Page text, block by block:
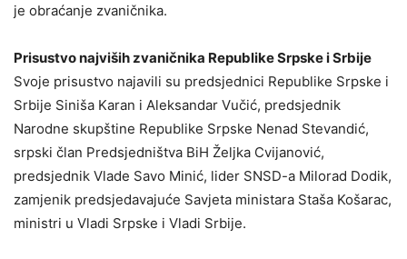
je obraćanje zvaničnika.
Prisustvo najviših zvaničnika Republike Srpske i Srbije
Svoje prisustvo najavili su predsjednici Republike Srpske i
Srbije Siniša Karan i Aleksandar Vučić, predsjednik
Narodne skupštine Republike Srpske Nenad Stevandić,
srpski član Predsjedništva BiH Željka Cvijanović,
predsjednik Vlade Savo Minić, lider SNSD-a Milorad Dodik,
zamjenik predsjedavajuće Savjeta ministara Staša Košarac,
ministri u Vladi Srpske i Vladi Srbije.